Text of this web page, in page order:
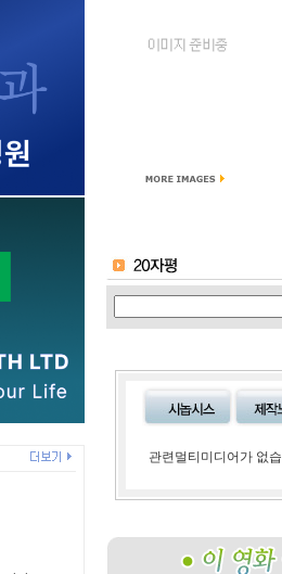
관련멀티미디어가 없